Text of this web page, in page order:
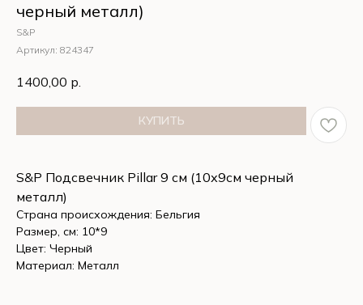
черный металл)
S&P
Артикул: 824347
1400,00 р.
КУПИТЬ
S&P Подсвечник Pillar 9 см (10х9см черный
металл)
Страна происхождения: Бельгия
Размер, см: 10*9
Цвет: Черный
Материал: Металл